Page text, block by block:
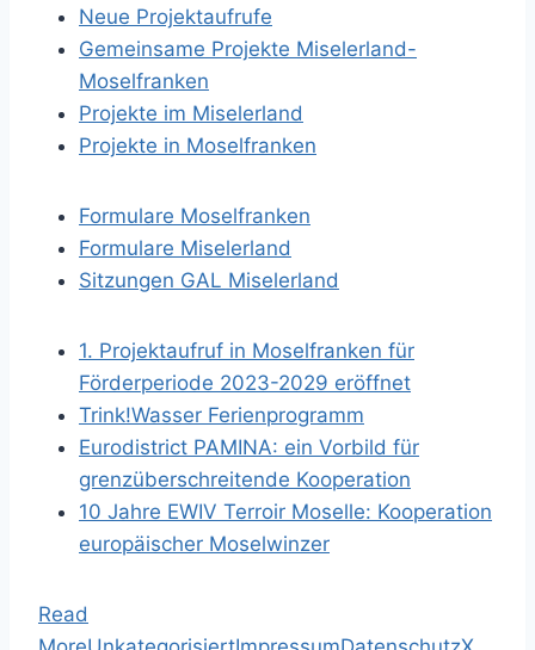
Neue Projektaufrufe
Gemeinsame Projekte Miselerland-
Moselfranken
Projekte im Miselerland
Projekte in Moselfranken
Formulare Moselfranken
Formulare Miselerland
Sitzungen GAL Miselerland
1. Projektaufruf in Moselfranken für
Förderperiode 2023-2029 eröffnet
Trink!Wasser Ferienprogramm
Eurodistrict PAMINA: ein Vorbild für
grenzüberschreitende Kooperation
10 Jahre EWIV Terroir Moselle: Kooperation
europäischer Moselwinzer
Read